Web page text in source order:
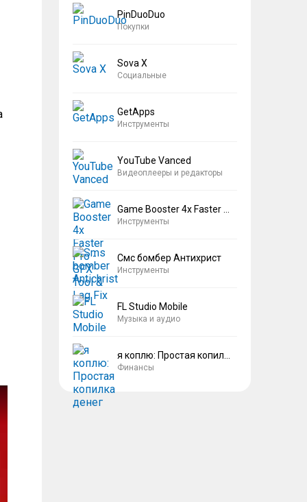
PinDuoDuo
Покупки
Sova X
Социальные
GetApps
Инструменты
YouTube Vanced
Видеоплееры и редакторы
Инструменты
Смс бомбер Антихрист
Инструменты
FL Studio Mobile
Музыка и аудио
Финансы